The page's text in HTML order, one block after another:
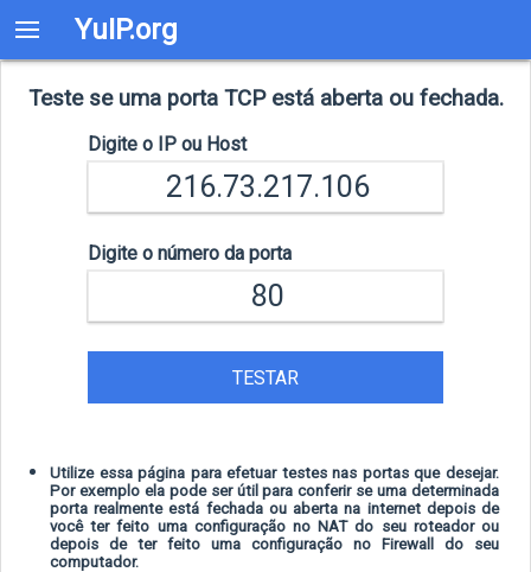
YuIP.org
Teste se uma porta TCP está aberta ou fechada.
Digite o IP ou Host
Digite o número da porta
TESTAR
Utilize essa página para efetuar testes nas portas que desejar.
Por exemplo ela pode ser útil para conferir se uma determinada
porta realmente está fechada ou aberta na internet depois de
você ter feito uma configuração no NAT do seu roteador ou
depois de ter feito uma configuração no Firewall do seu
computador.